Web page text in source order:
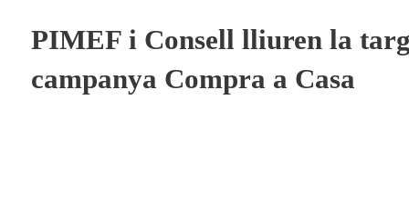
PIMEF i Consell lliuren la
campanya Compra a Casa